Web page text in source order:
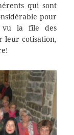
qui sont
pour
vu la file des
leur cotisation,